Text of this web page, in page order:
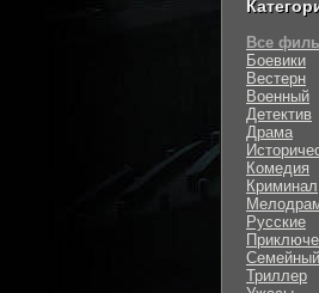
Все
Боевики
Вестерн
Военный
Детектив
Драма
Комедия
Криминал
Русские
Семейный
Триллер